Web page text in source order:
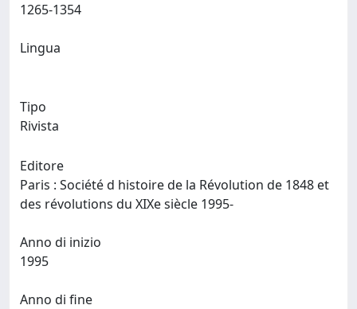
Lingua
Tipo
Rivista
Editore
Paris : Société d histoire de la Révolution de 1848 et
Anno di inizio
Anno di fine